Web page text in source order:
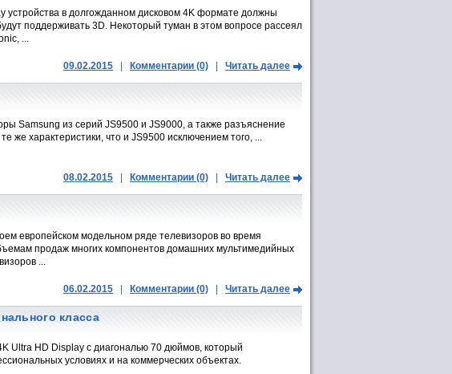
в долгожданном дисковом 4K формате должны
поддерживать 3D. Некоторый туман в этом вопросе рассеял
...
09.02.2015 Комментарии (0) Читать далее
Samsung из серий JS9500 и JS9000, а также разъяснение
же характеристики, что и JS9500 исключением того, ...
08.02.2015 Комментарии (0) Читать далее
европейском модельном ряде телевизоров во время
продаж многих компонентов домашних мультимедийных
...
06.02.2015 Комментарии (0) Читать далее
класса
Ultra HD Display с диагональю 70 дюймов, который
условиях и на коммерческих объектах.